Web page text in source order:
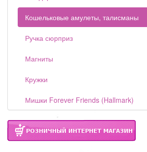
Кошельковые амулеты, талисманы
Ручка сюрприз
Магниты
Кружки
Мишки Forever Friends (Hallmark)